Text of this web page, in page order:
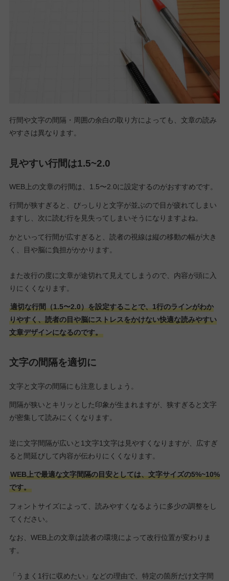
行間や文字の間隔・周囲の余白の取り方によっても、文章の読み
やすさは異なります。
見やすい行間は1.5~2.0
WEB上の文章の行間は、1.5〜2.0に設定するのがおすすめです。
行間が狭すぎると、びっしりと文字が並ぶので目が疲れてしまい
ますし、次に読む行を見失ってしまいそうになりますよね。
かといって行間が広すぎると、読者の視線は縦の移動の幅が大き
く、目や脳に負担がかかります。
また改行の度に文章が途切れて見えてしまうので、内容が頭に入
りにくくなります。
適切な行間（1.5〜2.0）を設定することで、1行のラインがわか
りやすく、読者の目や脳にストレスをかけない快適な読みやすい
文章デザインになるのです。
文字の間隔を適切に
文字と文字の間隔にも注意しましょう。
間隔が狭いとキリッとした印象が生まれますが、狭すぎると文字
が密集して読みにくくなります。
逆に文字間隔が広いと1文字1文字は見やすくなりますが、広すぎ
ると間延びして内容が伝わりにくくなります。
WEB上で最適な文字間隔の目安としては、文字サイズの5%~10%
です。
フォントサイズによって、読みやすくなるように多少の調整をし
てください。
なお、WEB上の文章は読者の環境によって改行位置が変わりま
す。
「うまく1行に収めたい」などの理由で、特定の箇所だけ文字間